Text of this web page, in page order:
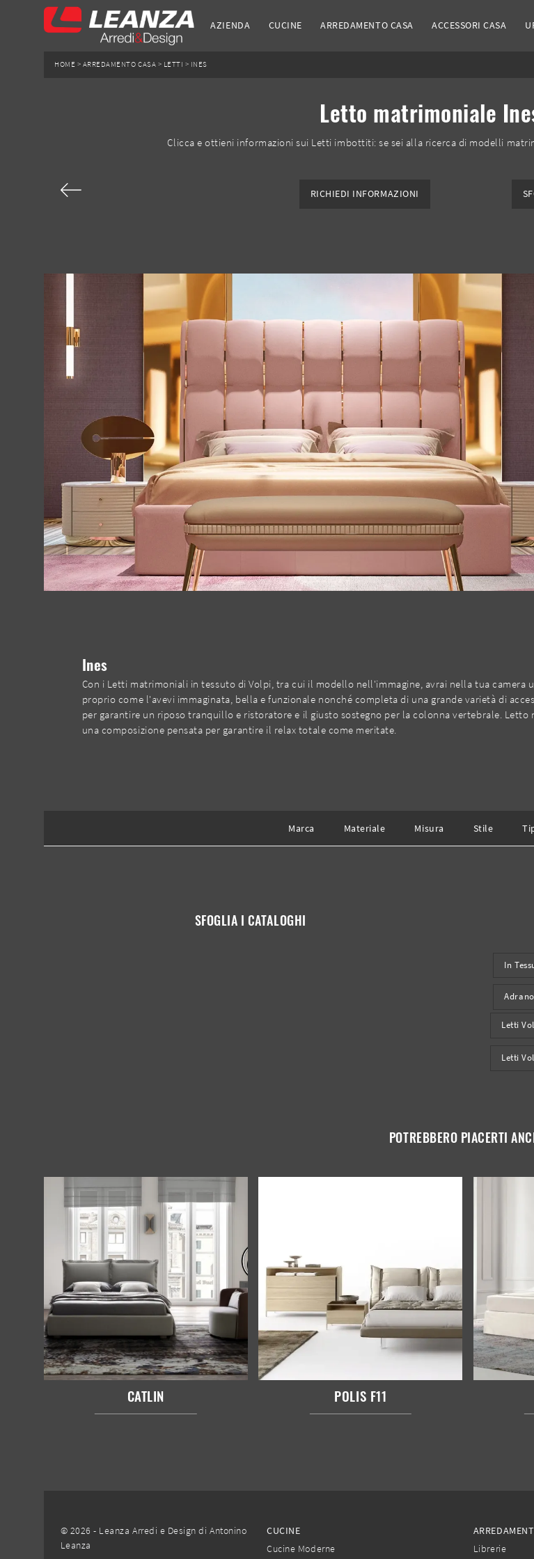
AZIENDA CUCINE ARREDAMENTO CASA ACCESSORI CASA
HOME > ARREDAMENTO CASA > LETTI > INES
Letto matrimoniale
Clicca e ottieni informazioni sui Letti imbottiti: se sei alla ricerca di modelli
RICHIEDI INFORMAZIONI
Ines
Con i Letti matrimoniali in tessuto di Volpi, tra cui il modello nell'immagine, avrai nella tua camera
proprio come l'avevi immaginata, bella e funzionale nonché completa di una grande varietà di
per garantire un riposo tranquillo e ristoratore e il giusto sostegno per la colonna vertebrale.
una composizione pensata per garantire il relax totale come meritate.
Marca Materiale Misura Stile
SFOGLIA I CATALOGHI
In
Adrano
Letti
Letti
POTREBBERO PIACERTI
CATLIN POLIS F11
© 2026 - Leanza Arredi e Design di Antonino
Leanza
CUCINE
Cucine Moderne
Librerie